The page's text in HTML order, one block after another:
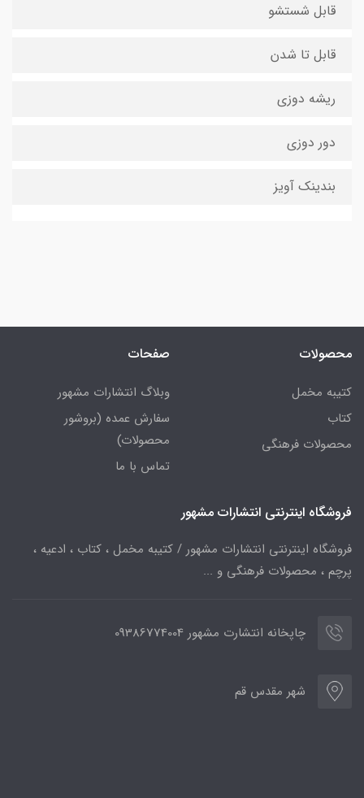
قابل شستشو
قابل تا شدن
ریشه دوزی
دور دوزی
بندینک آویز
محصولات
کتیبه مخمل
کتاب
محصولات فرهنگی
صفحات
وبلاگ انتشارات مشهور
سفارش عمده (بروشور
محصولات)
تماس با ما
فروشگاه اینترنتی انتشارات مشهور
فروشگاه اینترنتی انتشارات مشهور / کتیبه مخمل ، کتاب ، ادعیه ،
پرچم ، محصولات فرهنگی و ...
چاپخانه انتشارت مشهور 09386774004
شهر مقدس قم